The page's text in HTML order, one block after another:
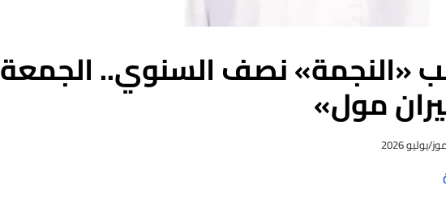
«النجمة» نصف السنوي.. الجمعة
مول»